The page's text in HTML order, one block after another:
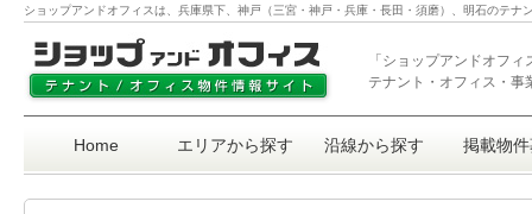
ショップアンドオフィスは、兵庫県下、神戸（三宮・神戸・兵庫・長田・須磨）、明石のテ
「ショップアンドオフ
テナント・オフィス・事
Home エリアから探す 沿線から探す 掲載物